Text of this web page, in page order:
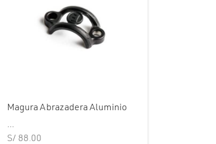
Magura Abrazadera Aluminio
...
S/ 88.00